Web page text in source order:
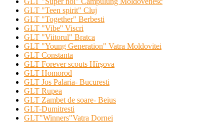
GLT "Teen spirit" Cluj
GLT "Together" Berbesti
GLT "Vibe'' Viscri
GLT "Viitorul" Bratca
GLT "Young Generation" Vatra Moldovitei
GLT Constanta
GLT Forever scouts Hîrşova
GLT Homorod
GLT Jos Palaria- Bucuresti
GLT Rupea
GLT Zambet de soare- Beius
GLT-Dumitresti
GLT"Winners"Vatra Dornei